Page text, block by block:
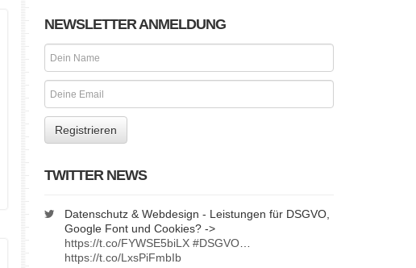
NEWSLETTER ANMELDUNG
TWITTER NEWS
Datenschutz & Webdesign - Leistungen für DSGVO,
Google Font und Cookies? ->
https://t.co/FYWSE5biLX #DSGVO…
https://t.co/LxsPiFmbIb